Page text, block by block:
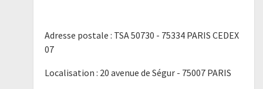
Adresse postale : TSA 50730 - 75334 PARIS CEDEX
07
Localisation : 20 avenue de Ségur - 75007 PARIS